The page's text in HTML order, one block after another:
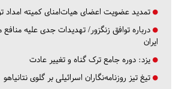
تمدید عضویت اعضای هیات‌امنای کمیته امداد
درباره توافق زنگزور/ تهدیدات جدی علیه
ایران
یزد: دوره جامع ترک گناه و تغییر عادت
تیغ تیز روزنامه‌نگاران اسرائیلی بر گلوی نتانیاهو